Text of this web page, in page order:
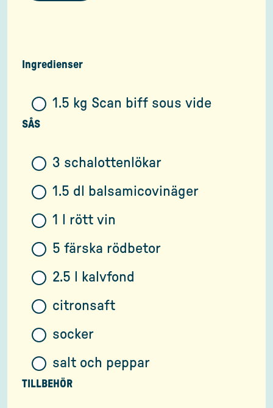
Ingredienser
1.5 kg Scan biff sous vide
SÅS
3 schalottenlökar
1.5 dl balsamicovinäger
1 l rött vin
5 färska rödbetor
2.5 l kalvfond
citronsaft
socker
salt och peppar
TILLBEHÖR